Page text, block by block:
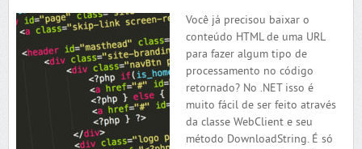
Você já precisou baixar o
conteúdo HTML de uma URL
para fazer algum tipo de
processamento no código
retornado? No .NET isso é
muito fácil de ser feito através
da classe WebClient e seu
método DownloadString. É só